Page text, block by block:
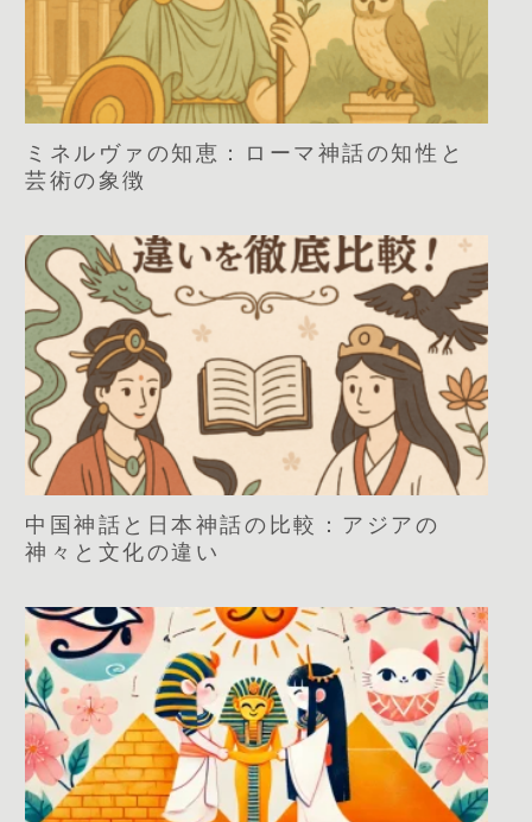
ミネルヴァの知恵：ローマ神話の知性と
芸術の象徴
中国神話と日本神話の比較：アジアの
神々と文化の違い